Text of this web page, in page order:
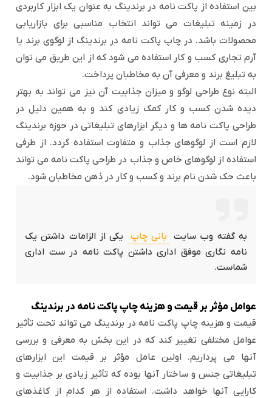
بین استفاده از پاکت نامه در برندینگ به عنوان یک ابزار کاربردی
در زمینه تبلیغات می تواند انتخاب مناسبی برای بازاریابی
محصولات باشد. در چاپ پاکت نامه در برندینگ از لوگوی برند یا
آرم تجاری کسب و کار استفاده می شود که از این طریق می توان
به تبلیغ برند و معرفی آن به مخاطبان پرداخت.
البته نوع طراحی لوگو و میزان جذابیت آن نیز می تواند به بهتر
دیده شدن کسب و کار کمک زیادی کند و به همین دلیل در
طراحی پاکت نامه ها و دیگر ابزارهای تبلیغاتی در حوزه برندینگ
لازم است از لوگوهای جذاب و متفاوت استفاده گردد. از طرفی
استفاده از لوگوهای خاص و جذاب در طراحی پاکت نامه می تواند
باعث حک شدن نام برند و کسب و کار در ذهن مخاطبان شود.
به گفته وب سایت بانی چاپ
یکی از الزامات داشتن یک
نامه نگاری موفق اداری داشتن پاکت نامه در ست اداری
شماست.
عوامل مؤثر بر قیمت و هزینه چاپ پاکت نامه در برندینگ
قیمت و هزینه چاپ پاکت نامه در برندینگ می تواند تحت تأثیر
عوامل مختلفی تغییر کند که در این بخش به معرفی و بررسی
آنها می پرداریم. اولین عامل مؤثر بر قیمت این ابزارهای
تبلیغاتی جنس و ساختار آنها بوده که تأثیر زیادی بر جذابیت و
کارایی آنها خواهد داشت. استفاده از هر کدام از کاغذهای